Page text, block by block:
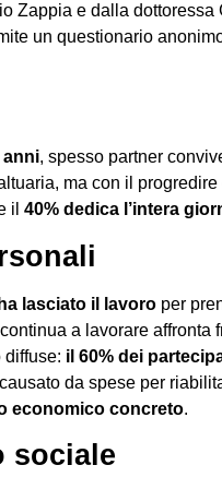
Zappia e dalla dottoressa
un questionario
anni, spesso partner
ma con il
il 40% dedica l’intera
lasciato il lavoroper
a lavorare affronta
diffuse: il 60% dei
da spese per
economico concreto.
sociale